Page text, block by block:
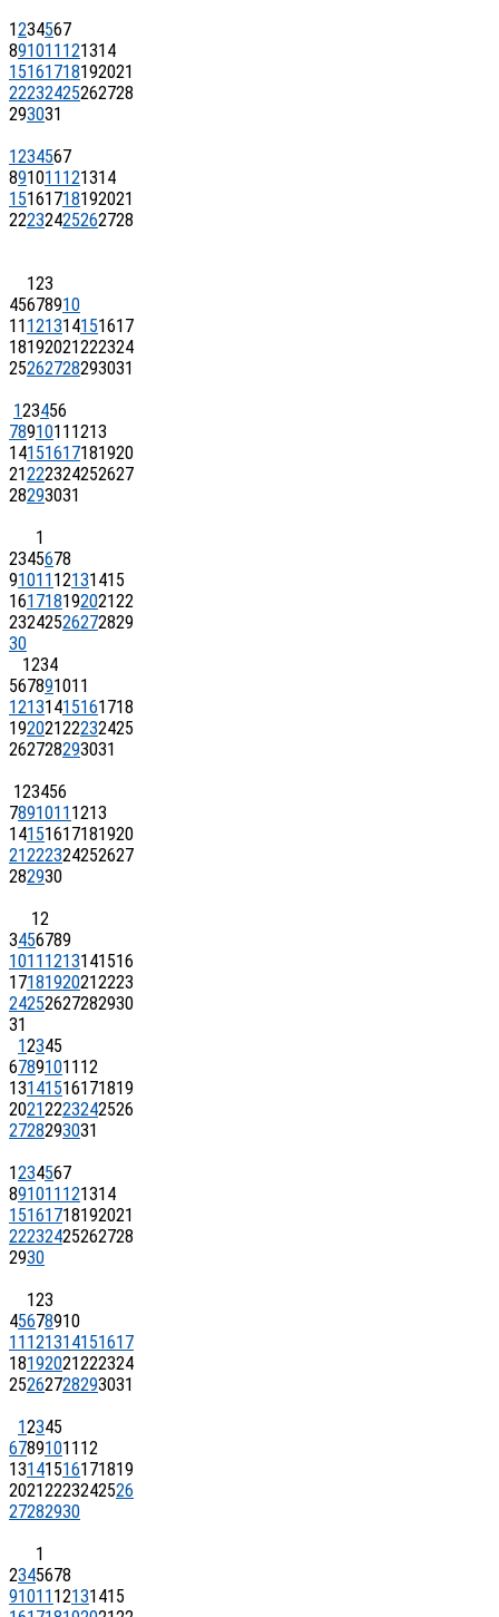
1234567
891011121314
15161718192021
22232425262728
293031
1234567
891011121314
15161718192021
22232425262728
123
45678910
11121314151617
18192021222324
25262728293031
123456
78910111213
14151617181920
21222324252627
28293031
1
2345678
9101112131415
16171819202122
23242526272829
30
1234
567891011
12131415161718
19202122232425
262728293031
123456
78910111213
14151617181920
21222324252627
282930
12
3456789
10111213141516
17181920212223
24252627282930
31
12345
6789101112
13141516171819
20212223242526
2728293031
1234567
891011121314
15161718192021
22232425262728
2930
123
45678910
11121314151617
18192021222324
25262728293031
12345
6789101112
13141516171819
20212223242526
27282930
1
2345678
9101112131415